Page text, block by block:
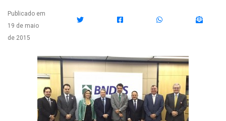
Publicado em
19 de maio
de 2015